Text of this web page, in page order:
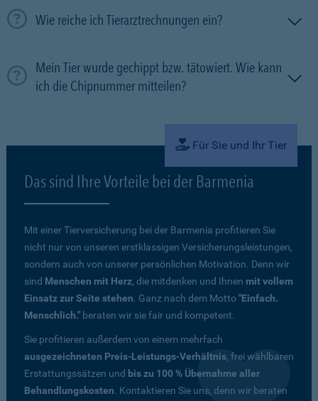
Wie reiche ich Tierarztrechnungen ein?
Mein Tier wurde gechippt bzw. tätowiert. Wie kann
ich die Chipnummer mitteilen?
Für Sie und Ihr Tier
Das sind Ihre Vorteile bei der Barmenia
Mit einer Tierversicherung bei der Barmenia profitieren Sie
nicht nur von unseren erstklassigen Versicherungsleistungen,
sondern auch von unserer persönlichen Motivation. Denn wir
sind Menschen mit Herz, die mitdenken und Ihnen mit vollem
Einsatz zur Seite stehen. Ganz nach dem Motto"Einfach.
Menschlich." beraten wir sie fair und kompetent.
Sie profitieren außerdem von einem mehrfach
ausgezeichneten Preis-Leistungs-Verhältnis, frei wählbaren
Erstattungssätzen und bis zu 100 % Übernahme aller
Behandlungskosten. Kontaktieren Sie uns, denn wir beraten